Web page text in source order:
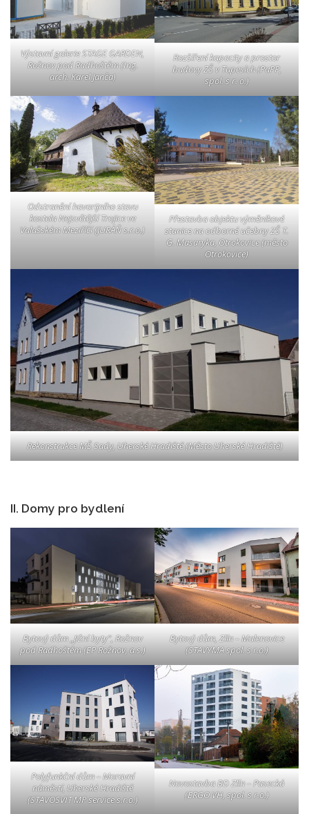
Výstavní galerie STAGE GARDEN,
Rožnov pod Radhoštěm (Ing.
arch. Karel Janča)
Rozšíření kapacity a prostor
budovy ZŠ v Tupesích (PaPP,
spol. s r. o.)
Odstranění havarijního stavu
kostela Nejsvětější Trojice ve
Valašském Meziříčí (JURÁŇ s.r.o.)
Přestavba objektu výměníkové
stanice na odborné učebny ZŠ T.
G. Masaryka, Otrokovice (město
Otrokovice)
Rekonstrukce MŠ Sady, Uherské Hradiště (Město Uherské Hradiště)
II. Domy pro bydlení
Bytový dům „Jižní byty“, Rožnov
pod Radhoštěm (EP Rožnov, a.s.)
Bytový dům, Zlín – Malenovice
(STAVYMA spol. s r.o.)
Polyfunkční dům – Moravní
náměstí, Uherské Hradiště
(STAVOSVIT MP service s.r.o.)
Novostavba BD Zlín – Pasecká
(ERGO VH, spol. s r.o.)